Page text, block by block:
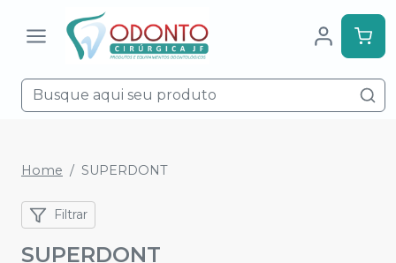
Home SUPERDONT
Filtrar
SUPERDONT